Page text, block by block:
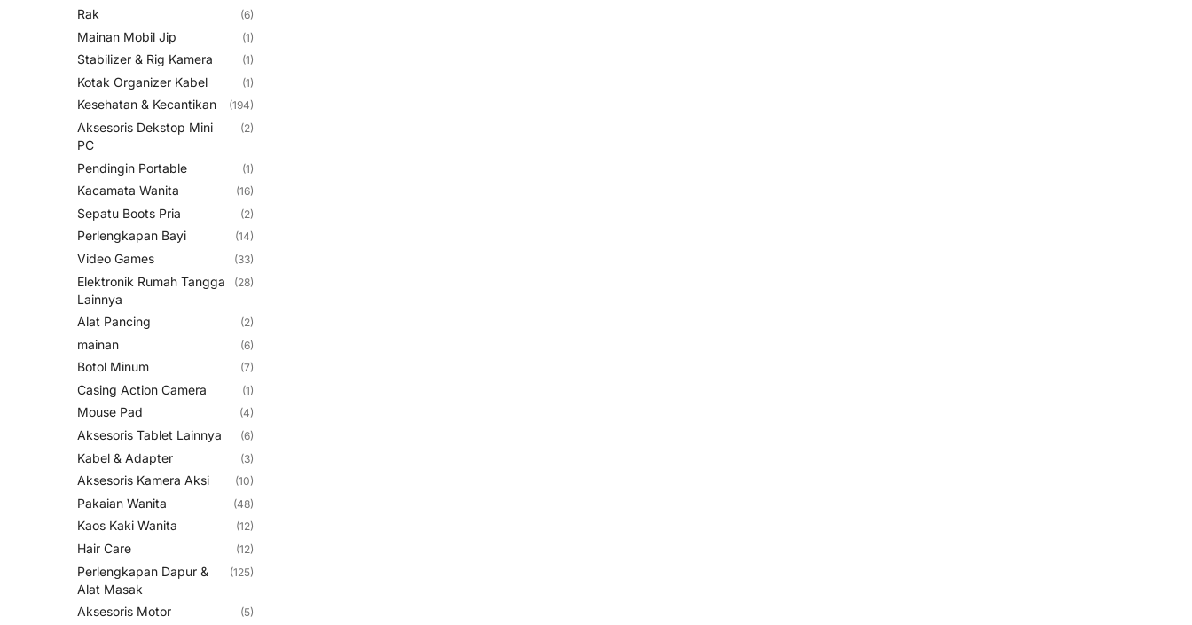
Rak (6)
Mainan Mobil Jip (1)
Stabilizer & Rig Kamera (1)
Kotak Organizer Kabel (1)
Kesehatan & Kecantikan (194)
Aksesoris Dekstop Mini
PC
(2)
Pendingin Portable (1)
Kacamata Wanita (16)
Sepatu Boots Pria (2)
Perlengkapan Bayi (14)
Video Games (33)
Elektronik Rumah Tangga
Lainnya
(28)
Alat Pancing (2)
mainan (6)
Botol Minum (7)
Casing Action Camera (1)
Mouse Pad (4)
Aksesoris Tablet Lainnya (6)
Kabel & Adapter (3)
Aksesoris Kamera Aksi (10)
Pakaian Wanita (48)
Kaos Kaki Wanita (12)
Hair Care (12)
Perlengkapan Dapur &
Alat Masak
(125)
Aksesoris Motor (5)